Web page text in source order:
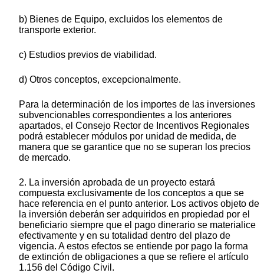
b) Bienes de Equipo, excluidos los elementos de
transporte exterior.
c) Estudios previos de viabilidad.
d) Otros conceptos, excepcionalmente.
Para la determinación de los importes de las inversiones
subvencionables correspondientes a los anteriores
apartados, el Consejo Rector de Incentivos Regionales
podrá establecer módulos por unidad de medida, de
manera que se garantice que no se superan los precios
de mercado.
2. La inversión aprobada de un proyecto estará
compuesta exclusivamente de los conceptos a que se
hace referencia en el punto anterior. Los activos objeto de
la inversión deberán ser adquiridos en propiedad por el
beneficiario siempre que el pago dinerario se materialice
efectivamente y en su totalidad dentro del plazo de
vigencia. A estos efectos se entiende por pago la forma
de extinción de obligaciones a que se refiere el artículo
1.156 del Código Civil.